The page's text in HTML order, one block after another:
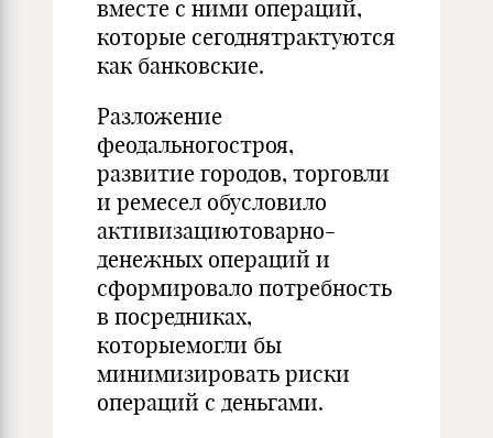
вместе с ними операций,
которые сегоднятрактуются
как банковские.
Разложение
феодальногостроя,
развитие городов, торговли
и ремесел обусловило
активизациютоварно-
денежных операций и
сформировало потребность
в посредниках,
которыемогли бы
минимизировать риски
операций с деньгами.